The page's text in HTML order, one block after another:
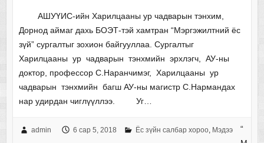
АШУҮИС-ийн Харилцааны ур чадварын тэнхим,
Дорнод аймаг дахь БОЭТ-тэй хамтран “Мэргэжилтний ёс
зүй” сургалтыг зохион байгууллаа. Сургалтыг
Харилцааны ур чадварын тэнхмийн эрхлэгч, АУ-ны
доктор, профессор С.Наранчимэг, Харилцааны ур
чадварын тэнхмийн багш АУ-ны магистр С.Нармандах
нар удирдан чиглүүллээ. Уг…
admin 6 сар 5, 2018 Ёс зүйн салбар хороо, Мэдээ
“